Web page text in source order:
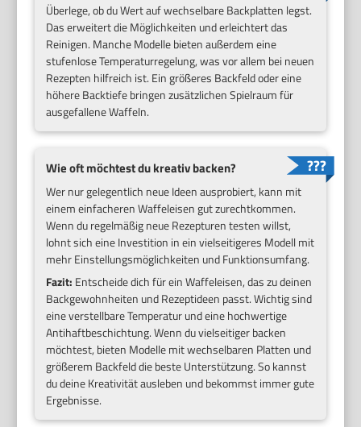
Überlege, ob du Wert auf wechselbare Backplatten legst.
Das erweitert die Möglichkeiten und erleichtert das
Reinigen. Manche Modelle bieten außerdem eine
stufenlose Temperaturregelung, was vor allem bei neuen
Rezepten hilfreich ist. Ein größeres Backfeld oder eine
höhere Backtiefe bringen zusätzlichen Spielraum für
ausgefallene Waffeln.
Wie oft möchtest du kreativ backen?
Wer nur gelegentlich neue Ideen ausprobiert, kann mit
einem einfacheren Waffeleisen gut zurechtkommen.
Wenn du regelmäßig neue Rezepturen testen willst,
lohnt sich eine Investition in ein vielseitigeres Modell mit
mehr Einstellungsmöglichkeiten und Funktionsumfang.
Fazit: Entscheide dich für ein Waffeleisen, das zu deinen
Backgewohnheiten und Rezeptideen passt. Wichtig sind
eine verstellbare Temperatur und eine hochwertige
Antihaftbeschichtung. Wenn du vielseitiger backen
möchtest, bieten Modelle mit wechselbaren Platten und
größerem Backfeld die beste Unterstützung. So kannst
du deine Kreativität ausleben und bekommst immer gute
Ergebnisse.